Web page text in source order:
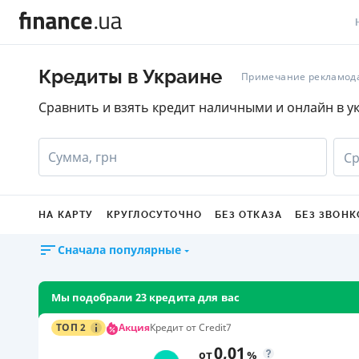
Кредиты в Украине Примечание
Сравнить и взять кредит наличными и онлайн в
Сумма, грн
НА КАРТУ КРУГЛОСУТОЧНО БЕЗ ОТКАЗА БЕЗ
Сначала популярные
Мы подобрали 23 кредита для вас
ТОП 2 АкцияКредит от Credit7
от0,01 %